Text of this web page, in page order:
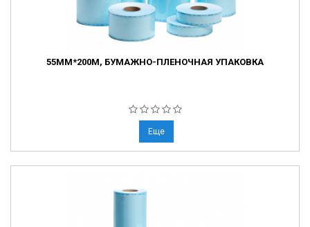
55ММ*200М, БУМАЖНО-ПЛЕНОЧНАЯ УПАКОВКА
Еще